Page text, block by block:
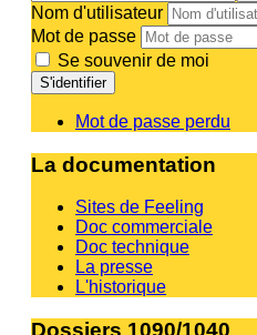
Nom d'utilisateur
Mot de passe
Se souvenir de moi
S'identifier
Mot de passe perdu
La documentation
Sites de Feeling
Doc commerciale
Doc technique
La presse
L'historique
Dossiers 1090/1040